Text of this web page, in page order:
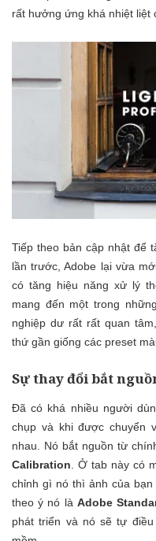
rất hưởng ứng khá nhiệt liệt
Tiếp theo bản cập nhật để
lần trước, Adobe lại vừa
có tăng hiệu năng xử lý
mang đến một trong
nghiệp dư rất rất quan
thứ gần giống các preset
Sự thay đổi bắt
Đã có khá nhiều người
chụp và khi được chuyển
nhau. Nó bắt nguồn từ
Calibration. Ở tab này có
chỉnh gì nó thì ảnh của
theo ý nó là Adobe
phát triển và nó sẽ tự